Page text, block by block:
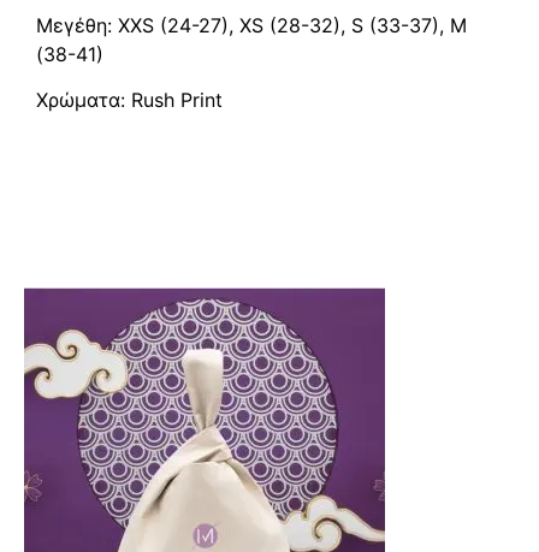
Μεγέθη: XXS (24-27), XS (28-32), S (33-37), M
(38-41)
Χρώματα: Rush Print